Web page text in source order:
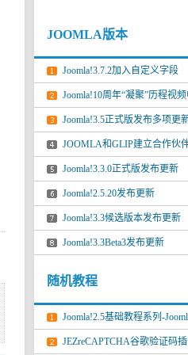
JOOMLA版本
Joomla!3.7.2加入自定义字段
Joomla!10周年“凝聚”历程视
Joomla!3.5正式版发布多项更
JOOMLA和GLIP建立合作伙
Joomla!3.3.0正式版发布更新
Joomla!2.5.20发布更新
Joomla!3.3候选版本发布更新
Joomla!3.3Beta3发布更新
随机教程
Joomla!2.5基础教程系列-
JEZreCAPTCHA谷歌验证码